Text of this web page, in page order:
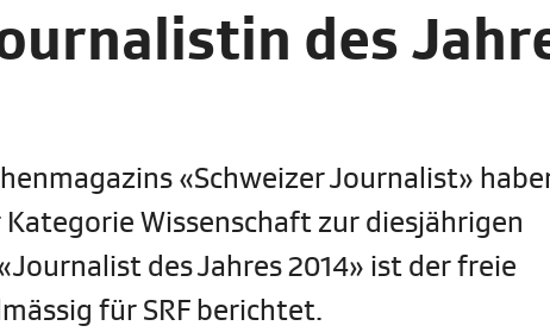
des
«Schweizer Journalist»
Wissenschaft zur diesjährigen
des Jahres 2014» ist der freie
für SRF berichtet.